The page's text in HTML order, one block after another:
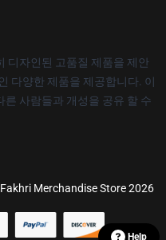
디자인된 고품질 제품을 제안
다양한 제품을 제공합니다. 이
사람들과 개성을 공유 할 수
Merchandise Store 2026
Help